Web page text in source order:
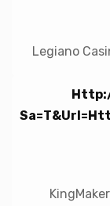
Legiano